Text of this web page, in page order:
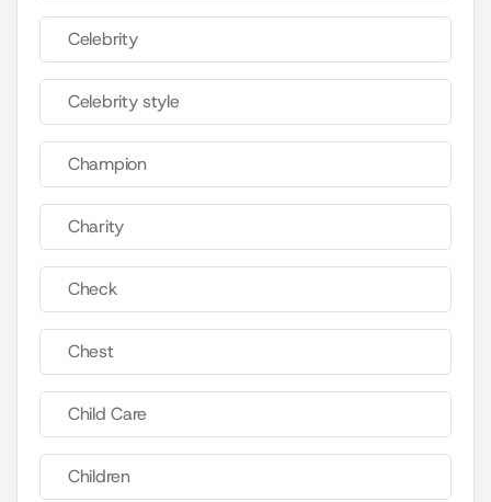
Celebrity
Celebrity style
Champion
Charity
Check
Chest
Child Care
Children